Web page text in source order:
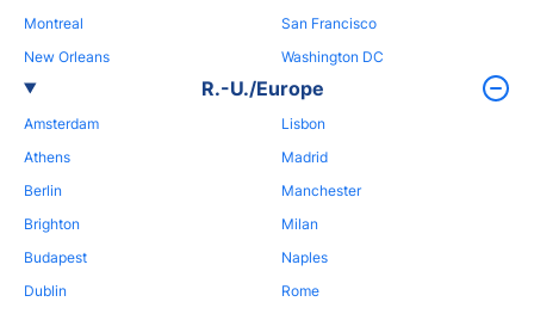
Montreal
New Orleans
San Francisco
Washington DC
R.-U./Europe
Amsterdam
Athens
Berlin
Brighton
Budapest
Dublin
Lisbon
Madrid
Manchester
Milan
Naples
Rome